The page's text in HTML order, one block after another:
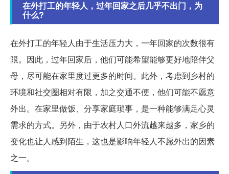
在外打工的年轻人，过年回家之后几乎不出门，为
什么?
在外打工的年轻人由于生活压力大，一年回家的次数很有
限。因此，过年回家后，他们可能希望能够更好地陪伴父
母，尽可能在家里度过更多的时间。此外，考虑到乡村的
环境和社交圈相对有限，加之交通不便，他们可能不愿意
外出。在家里做饭、分享家庭琐事，是一种能够满足心灵
需求的方式。另外，由于农村人口外流越来越多，家乡的
变化也让人感到陌生，这也是影响年轻人不愿外出的因素
之一。